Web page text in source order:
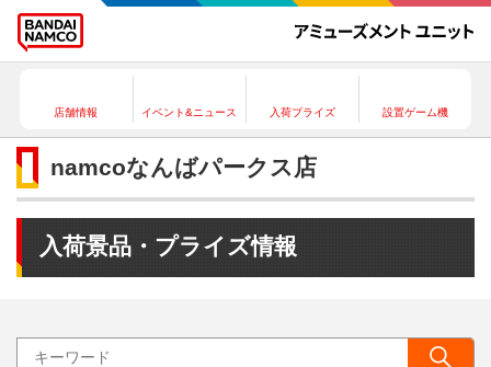
店舗情報 イベント&ニュース 入荷プライズ 設置ゲーム機
namcoなんばパークス店
入荷景品・プライズ情報